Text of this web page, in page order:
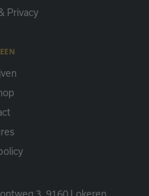
Privacy
3, 9160 Lokeren